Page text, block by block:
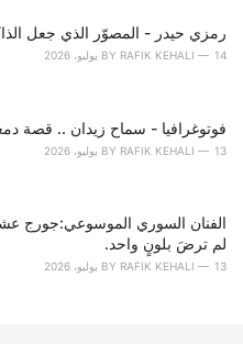
رمزي حيدر - المصوّر الذي جعل
BY RAFIK KEHALI 14 يوليو، 2026
فوتوغرافيا - سماح زيدان .. قصة
BY RAFIK KEHALI 13 يوليو، 2026
الفنان السوري الموسوعي:جورج
لم ترضَ بلونٍ واحد.
BY RAFIK KEHALI 13 يوليو، 2026